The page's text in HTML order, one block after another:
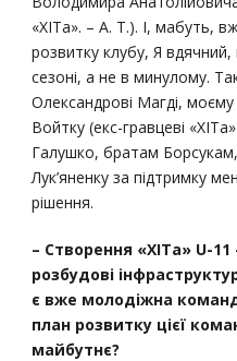
«ХІТа». – А. Т.). І, мабуть,
розвитку клубу, Я
сезоні, а не в минулому.
Олександрові Магді,
Войтку (екс-гравцеві
Галушко, братам Борсукам,
Лук’яненку за підтримку
рішення.
– Створення «ХІТа» U-
розбудові
є вже молодіжна
план розвитку цієї
майбутнє?